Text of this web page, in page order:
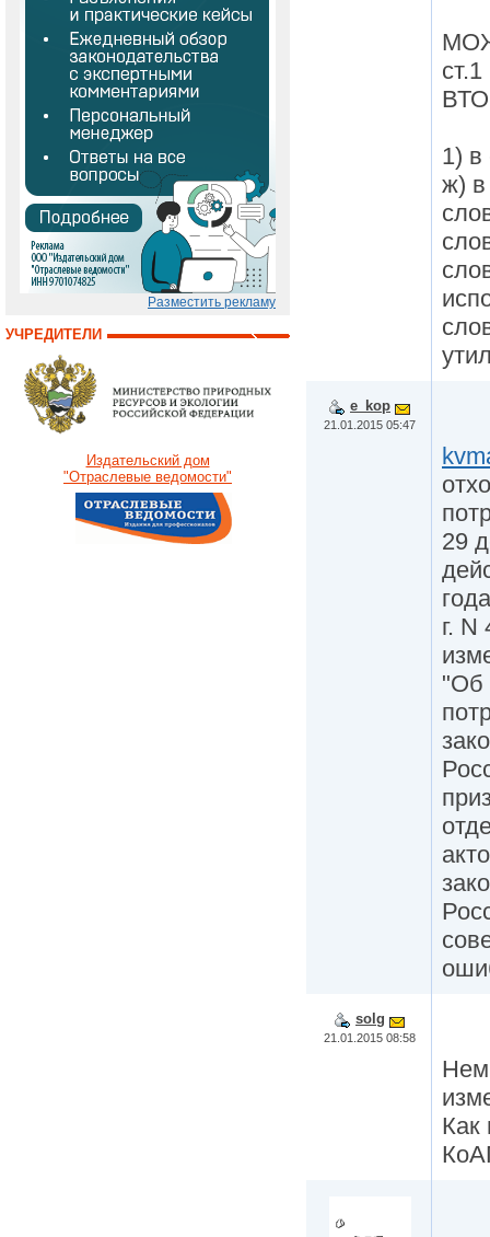
Разместить рекламу
УЧРЕДИТЕЛИ
Издательский дом
"Отраслевые ведомости"
1) в
ж) в
e_kop
21.01.2015 05:47
29
г.
"Об
solg
21.01.2015 08:58
Как